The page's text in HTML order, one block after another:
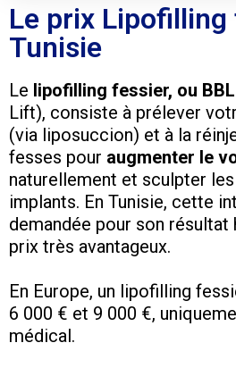
Le prix Lipofilling
Tunisie
Le lipofilling fessier, ou BBL
Lift), consiste à prélever
(via liposuccion) et à la
fesses pour augmenter le
naturellement et sculpter
implants. En Tunisie, cette
demandée pour son résultat
prix très avantageux.
En Europe, un lipofilling
6 000 € et 9 000 €,
médical.